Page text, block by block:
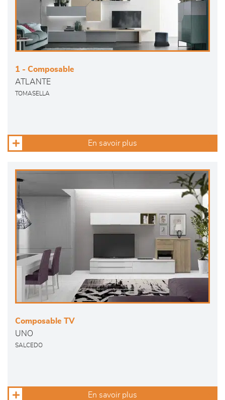
1 - Composable
ATLANTE
TOMASELLA
En savoir plus
Composable TV
UNO
SALCEDO
En savoir plus